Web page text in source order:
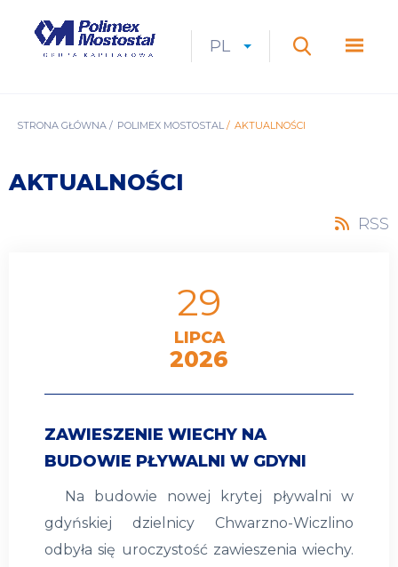
Mostostal
CURRENT
PL
ROZWIŃ
LANGUAGESZUKAJ
ŚCIEŻKA
STRONA GŁÓWNA POLIMEX MOSTOSTAL AKTUALNOŚCI
AKTUALNOŚCI
RSS
29
LIPCA
2026
ZAWIESZENIE WIECHY NA
BUDOWIE PŁYWALNI W GDYNI
Na budowie nowej krytej pływalni w
gdyńskiej dzielnicy Chwarzno-Wiczlino
odbyła się uroczystość zawieszenia wiechy.